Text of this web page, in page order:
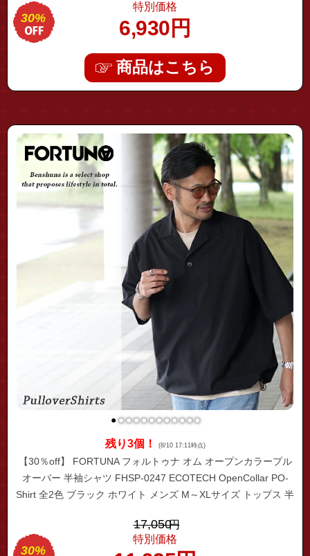
特別価格
6,930 円
30%
商品はこちら
"fhsp-0181"
●●●●●●●●●●●●
残り3個！ (8/10 17:11時点)
【30％off】 FORTUNA フォルトゥナ オム オープンカラープル
オーバー 半袖シャツ FHSP-0247 ECOTECH OpenCollar PO-
Shirt 全2色 ブラック ホワイト メンズ M～XLサイズ トップス 半
フィット 大人 キレイめ
17,050円
特別価格
30%